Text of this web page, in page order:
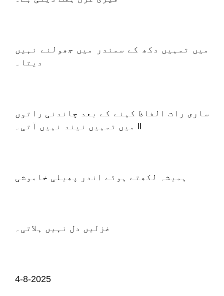
میں تمہیں دکھ کے سمندر میں جھولنے نہیں
دیتا۔
ساری رات الفاظ کہنے کے بعد چاندنی راتوں
ہمیشہ لکھتے ہوئے اندر پھیلی خاموشی
غزلیں دل نہیں ہلاتی۔
4-8-2025